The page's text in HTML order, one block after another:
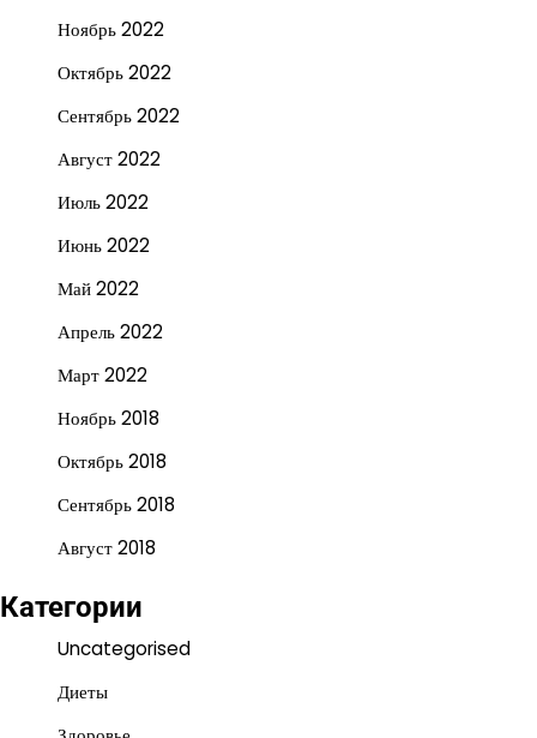
Ноябрь 2022
Октябрь 2022
Сентябрь 2022
Август 2022
Июль 2022
Июнь 2022
Май 2022
Апрель 2022
Март 2022
Ноябрь 2018
Октябрь 2018
Сентябрь 2018
Август 2018
Категории
Uncategorised
Диеты